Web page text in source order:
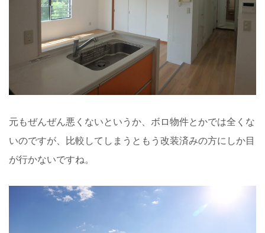
元もぜんぜん悪くないというか、ボロ物件とかでは全くな
いのですが、比較してしまうともう改装済みの方にしか目
が行かないですね。